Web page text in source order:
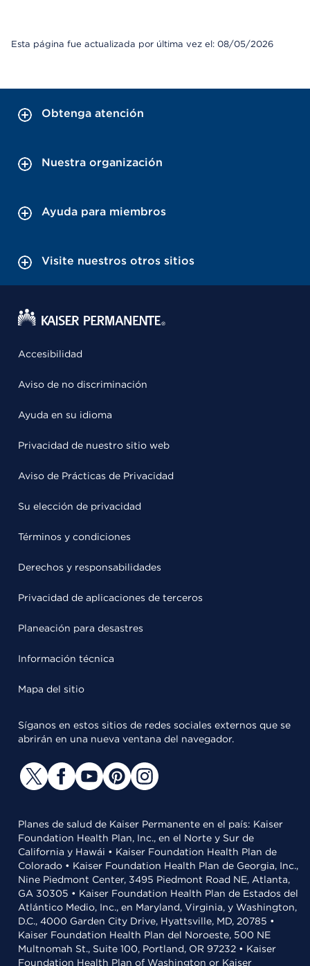
Esta página fue actualizada por última vez el: 08/05/2026
Obtenga atención
Nuestra organización
Ayuda para miembros
Visite nuestros otros sitios
Accesibilidad
Aviso de no discriminación
Ayuda en su idioma
Privacidad de nuestro sitio web
Aviso de Prácticas de Privacidad
Su elección de privacidad
Términos y condiciones
Derechos y responsabilidades
Privacidad de aplicaciones de terceros
Planeación para desastres
Información técnica
Mapa del sitio
Síganos en estos sitios de redes sociales externos que se
abrirán en una nueva ventana del navegador.
Planes de salud de Kaiser Permanente en el país: Kaiser
Foundation Health Plan, Inc., en el Norte y Sur de
California y Hawái • Kaiser Foundation Health Plan de
Colorado • Kaiser Foundation Health Plan de Georgia, Inc.,
Nine Piedmont Center, 3495 Piedmont Road NE, Atlanta,
GA 30305 • Kaiser Foundation Health Plan de Estados del
Atlántico Medio, Inc., en Maryland, Virginia, y Washington,
D.C., 4000 Garden City Drive, Hyattsville, MD, 20785 •
Kaiser Foundation Health Plan del Noroeste, 500 NE
Multnomah St., Suite 100, Portland, OR 97232 • Kaiser
Foundation Health Plan of Washington or Kaiser